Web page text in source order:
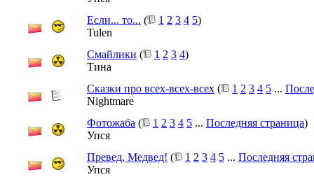
Если... то... ( 1 2 3 4 5)
Tulen
Смайлики ( 1 2 3 4)
Тина
Сказки про всех-всех-всех ( 1 2 3 4 5 ...
Nightmare
Фотожаба ( 1 2 3 4 5 ... Последняя страница)
Упся
Превед, Медвед! ( 1 2 3 4 5 ... Последняя
Упся